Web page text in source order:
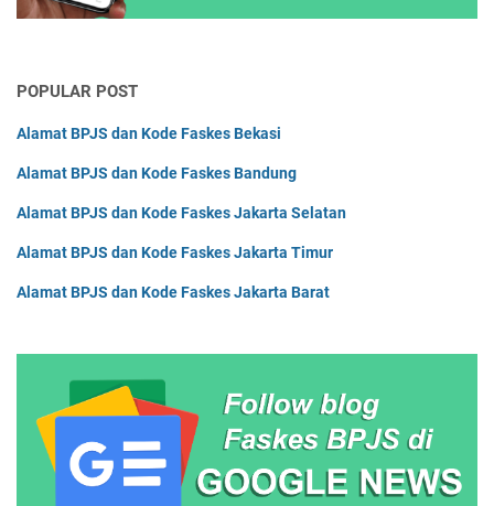
POPULAR POST
Alamat BPJS dan Kode Faskes Bekasi
Alamat BPJS dan Kode Faskes Bandung
Alamat BPJS dan Kode Faskes Jakarta Selatan
Alamat BPJS dan Kode Faskes Jakarta Timur
Alamat BPJS dan Kode Faskes Jakarta Barat